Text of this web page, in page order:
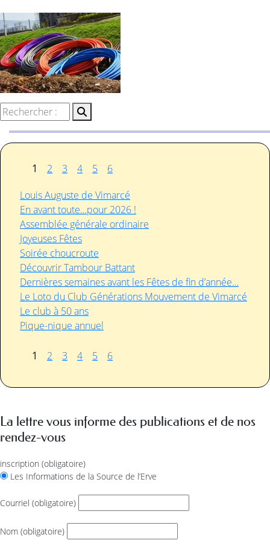
1 2 3 4 5
6
Louis Auguste de Vimarcé
En avant toute…pour 2026 !
Assemblée générale ordinaire
Joyeuses Fêtes
Soirée choucroute
Découvrir Tambour Battant
Dernières semaines avant les Fêtes de fin d’année…
Le Loto du Club Générations Mouvement de Vimarcé
Le club à 50 ans
Pique-nique annuel
1 2 3 4 5 6
La lettre vous informe des publications et de nos
rendez-vous
inscription (obligatoire)
Les Informations de la Source de l’Erve
Courriel (obligatoire)
Nom (obligatoire)